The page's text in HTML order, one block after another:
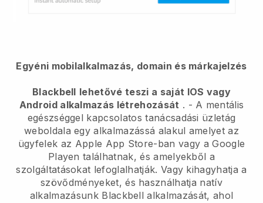
Egyéni mobilalkalmazás, domain és márkajelzés
Blackbell lehetővé teszi a saját IOS vagy
Android alkalmazás létrehozását . - A mentális
egészséggel kapcsolatos tanácsadási üzletág
weboldala egy alkalmazássá alakul amelyet az
ügyfelek az Apple App Store-ban vagy a Google
Playen találhatnak, és amelyekből a
szolgáltatásokat lefoglalhatják. Vagy kihagyhatja a
szövődményeket, és használhatja natív
alkalmazásunk Blackbell alkalmazását, ahol